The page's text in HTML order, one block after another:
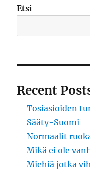
Etsi
Recent
Tosiasioiden
Sääty-Suomi
Normaalit
Mikä ei ole
Miehiä jotka